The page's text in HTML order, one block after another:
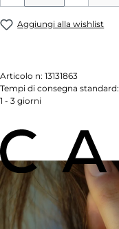
Aggiungi alla wishlist
Articolo n: 13131863
Tempi di consegna standard:
1 - 3 giorni